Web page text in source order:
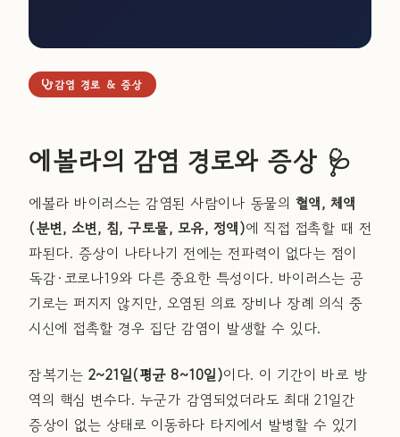
감염 경로 & 증상
에볼라의 감염 경로와 증상 🩺
에볼라 바이러스는 감염된 사람이나 동물의 혈액, 체액
(분변, 소변, 침, 구토물, 모유, 정액)에 직접 접촉할 때 전
파된다. 증상이 나타나기 전에는 전파력이 없다는 점이
독감·코로나19와 다른 중요한 특성이다. 바이러스는 공
기로는 퍼지지 않지만, 오염된 의료 장비나 장례 의식 중
시신에 접촉할 경우 집단 감염이 발생할 수 있다.
잠복기는 2~21일(평균 8~10일)이다. 이 기간이 바로 방
역의 핵심 변수다. 누군가 감염되었더라도 최대 21일간
증상이 없는 상태로 이동하다 타지에서 발병할 수 있기